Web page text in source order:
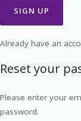
Already have an
Reset your
Please enter your
password.